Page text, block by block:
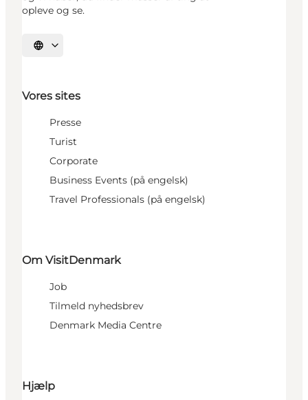
opleve og se.
Vælg sprog
Vores sites
Presse
Turist
Corporate
Business Events (på engelsk)
Travel Professionals (på engelsk)
Om VisitDenmark
Job
Tilmeld nyhedsbrev
Denmark Media Centre
Hjælp